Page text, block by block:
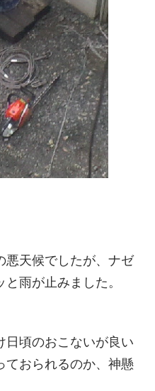
悪天候でしたが、ナゼ
雨が止みました。
日頃のおこないが良い
ておられるのか、神懸